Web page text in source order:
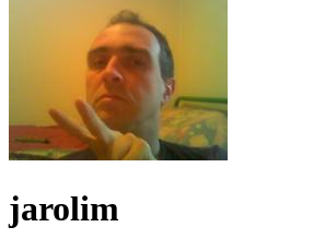
jarolim